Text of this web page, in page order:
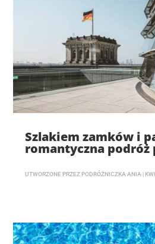
Szlakiem zamków i
romantyczna podróż
UTWORZONE PRZEZ PODRÓŻNICZKA ANIA